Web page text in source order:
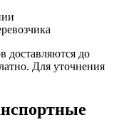
доставляются до
Для уточнения